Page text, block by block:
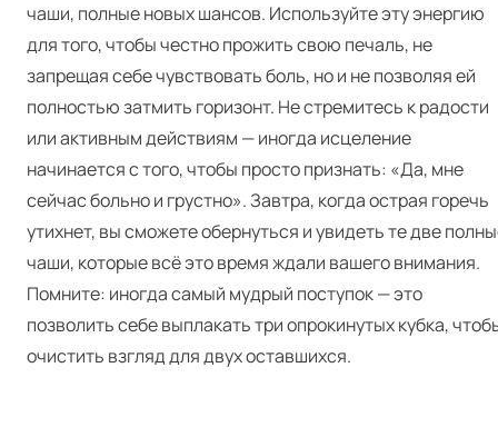
чаши, полные новых шансов. Используйте эту энергию
для того, чтобы честно прожить свою печаль, не
запрещая себе чувствовать боль, но и не позволяя ей
полностью затмить горизонт. Не стремитесь к радости
или активным действиям — иногда исцеление
начинается с того, чтобы просто признать: «Да, мне
сейчас больно и грустно». Завтра, когда острая горечь
утихнет, вы сможете обернуться и увидеть те две
чаши, которые всё это время ждали вашего внимания.
Помните: иногда самый мудрый поступок — это
позволить себе выплакать три опрокинутых кубка,
очистить взгляд для двух оставшихся.